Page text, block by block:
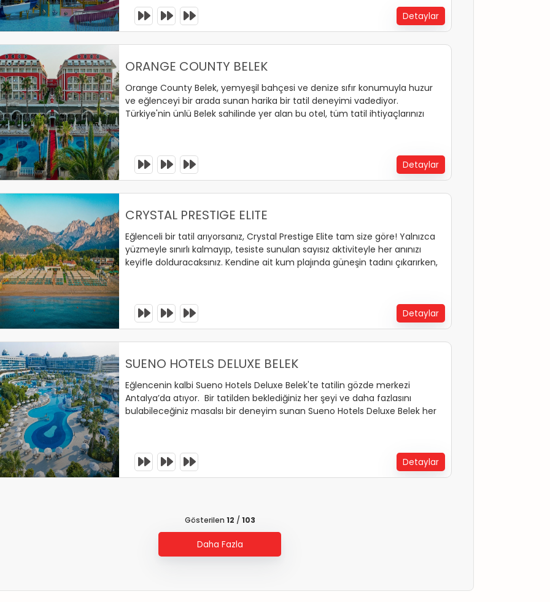
Detaylar
ORANGE COUNTY BELEK
Orange County Belek, yemyeşil bahçesi ve denize sıfır konumuyla huzur
ve eğlenceyi bir arada sunan harika bir tatil deneyimi vadediyor.
Türkiye'nin ünlü Belek sahilinde yer alan bu otel, tüm tatil ihtiyaçlarınızı
Detaylar
CRYSTAL PRESTIGE ELITE
Eğlenceli bir tatil arıyorsanız, Crystal Prestige Elite tam size göre! Yalnızca
yüzmeyle sınırlı kalmayıp, tesiste sunulan sayısız aktiviteyle her anınızı
keyifle dolduracaksınız. Kendine ait kum plajında güneşin tadını çıkarırken,
Detaylar
SUENO HOTELS DELUXE BELEK
Eğlencenin kalbi Sueno Hotels Deluxe Belek'te tatilin gözde merkezi
Antalya’da atıyor. Bir tatilden beklediğiniz her şeyi ve daha fazlasını
bulabileceğiniz masalsı bir deneyim sunan Sueno Hotels Deluxe Belek her
gezileriniz için de oldukça uygun bir alternatif sunuyor.
Detaylar
Gösterilen 12 / 103
Daha Fazla